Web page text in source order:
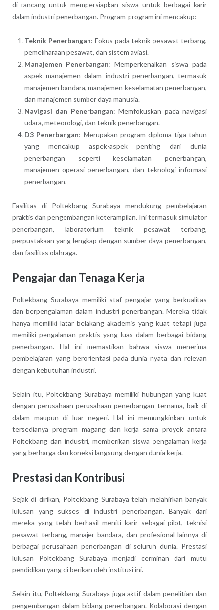
di rancang untuk mempersiapkan siswa untuk berbagai karir
dalam industri penerbangan. Program-program ini mencakup:
Teknik Penerbangan: Fokus pada teknik pesawat terbang,
pemeliharaan pesawat, dan sistem aviasi.
Manajemen Penerbangan: Memperkenalkan siswa pada
aspek manajemen dalam industri penerbangan, termasuk
manajemen bandara, manajemen keselamatan penerbangan,
dan manajemen sumber daya manusia.
Navigasi dan Penerbangan: Memfokuskan pada navigasi
udara, meteorologi, dan teknik penerbangan.
D3 Penerbangan: Merupakan program diploma tiga tahun
yang mencakup aspek-aspek penting dari dunia
penerbangan seperti keselamatan penerbangan,
manajemen operasi penerbangan, dan teknologi informasi
penerbangan.
Fasilitas di Poltekbang Surabaya mendukung pembelajaran
praktis dan pengembangan keterampilan. Ini termasuk simulator
penerbangan, laboratorium teknik pesawat terbang,
perpustakaan yang lengkap dengan sumber daya penerbangan,
dan fasilitas olahraga.
Pengajar dan Tenaga Kerja
Poltekbang Surabaya memiliki staf pengajar yang berkualitas
dan berpengalaman dalam industri penerbangan. Mereka tidak
hanya memiliki latar belakang akademis yang kuat tetapi juga
memiliki pengalaman praktis yang luas dalam berbagai bidang
penerbangan. Hal ini memastikan bahwa siswa menerima
pembelajaran yang berorientasi pada dunia nyata dan relevan
dengan kebutuhan industri.
Selain itu, Poltekbang Surabaya memiliki hubungan yang kuat
dengan perusahaan-perusahaan penerbangan ternama, baik di
dalam maupun di luar negeri. Hal ini memungkinkan untuk
tersedianya program magang dan kerja sama proyek antara
Poltekbang dan industri, memberikan siswa pengalaman kerja
yang berharga dan koneksi langsung dengan dunia kerja.
Prestasi dan Kontribusi
Sejak di dirikan, Poltekbang Surabaya telah melahirkan banyak
lulusan yang sukses di industri penerbangan. Banyak dari
mereka yang telah berhasil meniti karir sebagai pilot, teknisi
pesawat terbang, manajer bandara, dan profesional lainnya di
berbagai perusahaan penerbangan di seluruh dunia. Prestasi
lulusan Poltekbang Surabaya menjadi cerminan dari mutu
pendidikan yang di berikan oleh institusi ini.
Selain itu, Poltekbang Surabaya juga aktif dalam penelitian dan
pengembangan dalam bidang penerbangan. Kolaborasi dengan